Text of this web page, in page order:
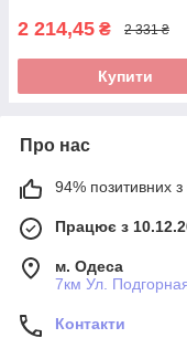
2 214,45 ₴ 2 331 ₴
Купити
Про нас
94% позитивних з
Працює з
м. Одеса
7км Ул.
Контакти